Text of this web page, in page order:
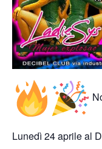
Lunedì 24 aprile al